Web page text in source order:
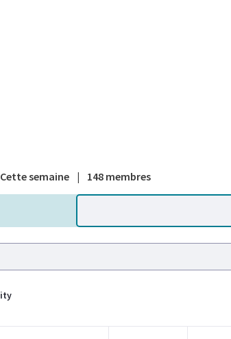
semaine | 148 membres